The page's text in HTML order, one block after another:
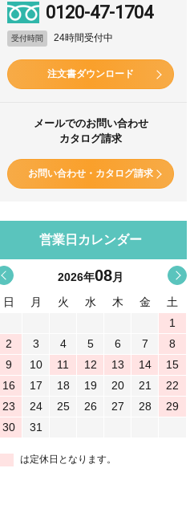
0120-47-1704
受付時間 24時間受付中
注文書ダウンロード
メールでのお問い合わせ
カタログ請求
お問い合わせ・カタログ請求
営業日カレンダー
< 2026年08月
日
月 火 水 木 金
土
1
2
3 4 5 6 7
8
9
10 11 12 13 14
15
16
17 18 19 20 21
22
23
24 25 26 27 28
29
30
31
は定休日となります。